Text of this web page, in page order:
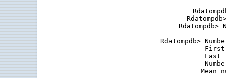
Rdatompdb>
Last
Mean